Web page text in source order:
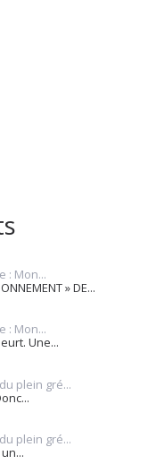
: Mon...
» DE...
: Mon...
Une...
du plein gré...
du plein gré...